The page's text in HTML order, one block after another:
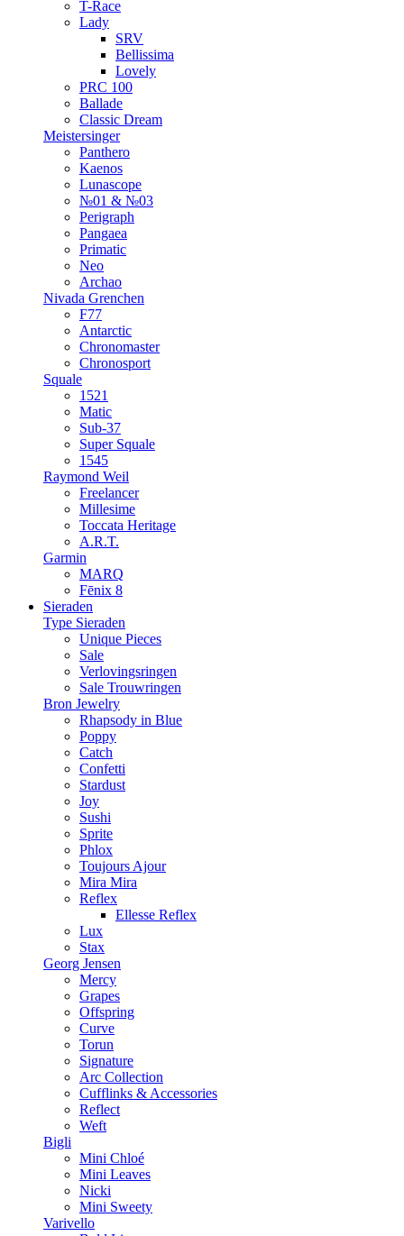
T-Race
Lady
SRV
Bellissima
Lovely
PRC 100
Ballade
Classic Dream
Meistersinger
Panthero
Kaenos
Lunascope
№01 & №03
Perigraph
Pangaea
Primatic
Neo
Archao
Nivada Grenchen
F77
Antarctic
Chronomaster
Chronosport
Squale
1521
Matic
Sub-37
Super Squale
1545
Raymond Weil
Freelancer
Millesime
Toccata Heritage
A.R.T.
Garmin
MARQ
Fēnix 8
Sieraden
Type Sieraden
Unique Pieces
Sale
Verlovingsringen
Sale Trouwringen
Bron Jewelry
Rhapsody in Blue
Poppy
Catch
Confetti
Stardust
Joy
Sushi
Sprite
Phlox
Toujours Ajour
Mira Mira
Reflex
Ellesse Reflex
Lux
Stax
Georg Jensen
Mercy
Grapes
Offspring
Curve
Torun
Signature
Arc Collection
Cufflinks & Accessories
Reflect
Weft
Bigli
Mini Chloé
Mini Leaves
Nicki
Mini Sweety
Varivello